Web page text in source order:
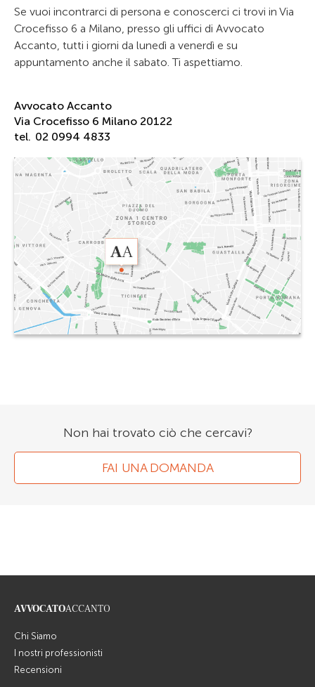
Se vuoi incontrarci di persona e conoscerci ci trovi in Via
Crocefisso 6 a Milano, presso gli uffici di Avvocato
Accanto, tutti i giorni da lunedì a venerdì e su
appuntamento anche il sabato. Ti aspettiamo.
Avvocato Accanto
Via Crocefisso 6 Milano 20122
tel. 02 0994 4833
Non hai trovato ciò che cercavi?
FAI UNA DOMANDA
AVVOCATOACCANTO
Chi Siamo
I nostri professionisti
Recensioni